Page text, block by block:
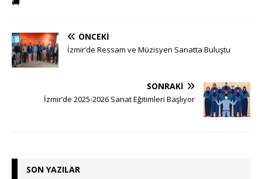
ÖNCEKI
İzmir’de Ressam ve Müzisyen Sanatta Buluştu
SONRAKI
İzmir’de 2025-2026 Sanat Eğitimleri Başlıyor
SON YAZILAR